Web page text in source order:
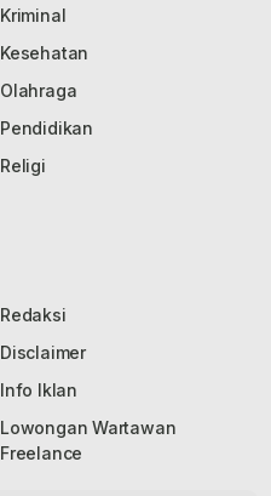
Kriminal
Kesehatan
Olahraga
Pendidikan
Religi
Redaksi
Disclaimer
Info Iklan
Lowongan Wartawan
Freelance